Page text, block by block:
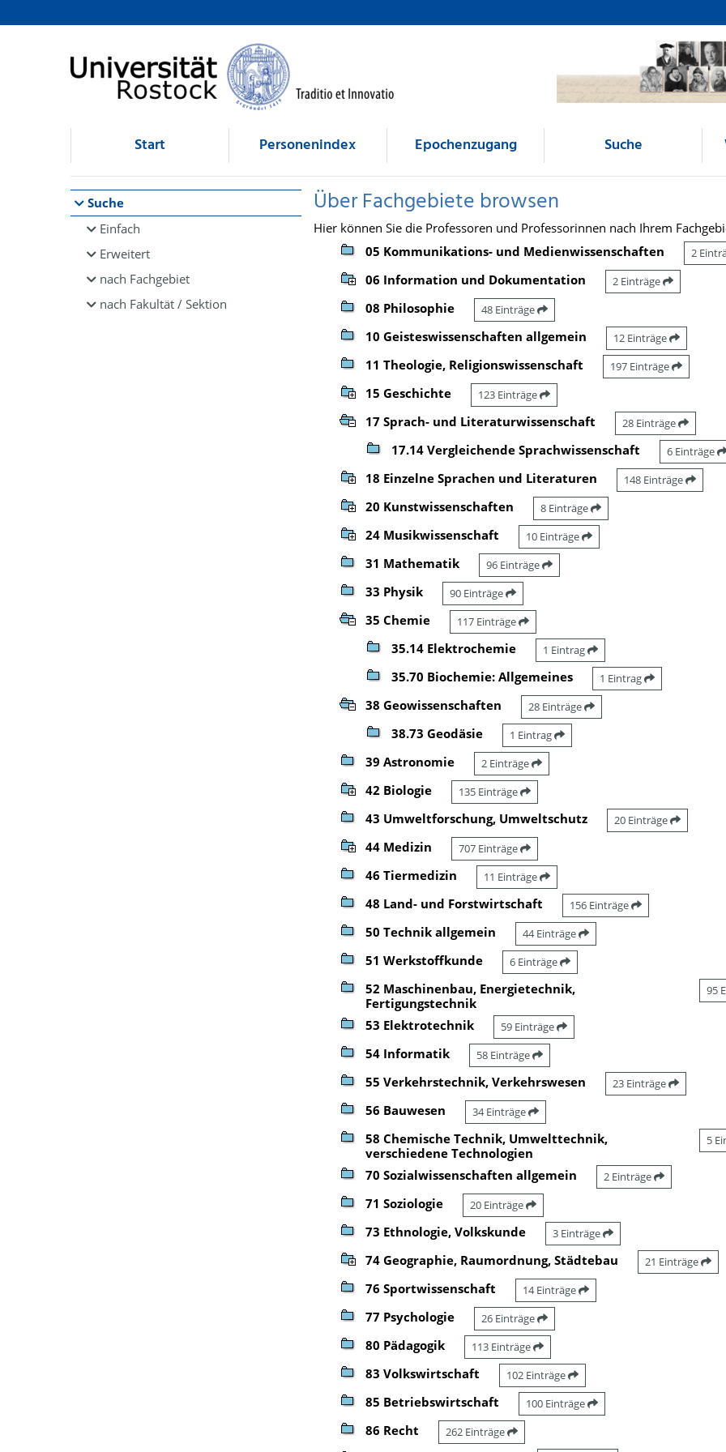
Browsen
direkt zum Inhalt
Start Personenindex Epochenzugang Suche
Suche
Einfach
Erweitert
nach Fachgebiet
nach Fakultät / Sektion
Über Fachgebiete browsen
Hier können Sie die Professoren und Professorinnen nach Ihrem
05 Kommunikations- und Medienwissenschaften
2
06 Information und Dokumentation 2 Einträge
08 Philosophie 48 Einträge
10 Geisteswissenschaften allgemein 12 Einträge
11 Theologie, Religionswissenschaft 197 Einträge
15 Geschichte 123 Einträge
17 Sprach- und Literaturwissenschaft 28 Einträge
17.14 Vergleichende Sprachwissenschaft 6 Einträge
18 Einzelne Sprachen und Literaturen 148 Einträge
20 Kunstwissenschaften 8 Einträge
24 Musikwissenschaft 10 Einträge
31 Mathematik 96 Einträge
33 Physik 90 Einträge
35 Chemie 117 Einträge
35.14 Elektrochemie 1 Eintrag
35.70 Biochemie: Allgemeines 1 Eintrag
38 Geowissenschaften 28 Einträge
38.73 Geodäsie 1 Eintrag
39 Astronomie 2 Einträge
42 Biologie 135 Einträge
43 Umweltforschung, Umweltschutz 20 Einträge
44 Medizin 707 Einträge
46 Tiermedizin 11 Einträge
48 Land- und Forstwirtschaft 156 Einträge
50 Technik allgemein 44 Einträge
51 Werkstoffkunde 6 Einträge
52 Maschinenbau, Energietechnik,
Fertigungstechnik
95
53 Elektrotechnik 59 Einträge
54 Informatik 58 Einträge
55 Verkehrstechnik, Verkehrswesen 23 Einträge
56 Bauwesen 34 Einträge
58 Chemische Technik, Umwelttechnik,
verschiedene Technologien
5
70 Sozialwissenschaften allgemein 2 Einträge
71 Soziologie 20 Einträge
73 Ethnologie, Volkskunde 3 Einträge
74 Geographie, Raumordnung, Städtebau 21 Einträge
76 Sportwissenschaft 14 Einträge
77 Psychologie 26 Einträge
80 Pädagogik 113 Einträge
83 Volkswirtschaft 102 Einträge
85 Betriebswirtschaft 100 Einträge
86 Recht 262 Einträge